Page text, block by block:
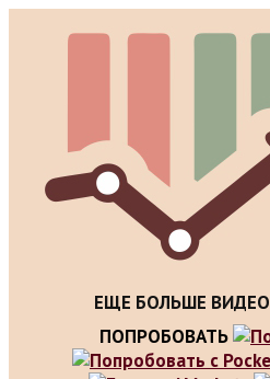
ЕЩЕ БОЛЬШЕ ВИДЕО
ПОПРОБОВАТЬ